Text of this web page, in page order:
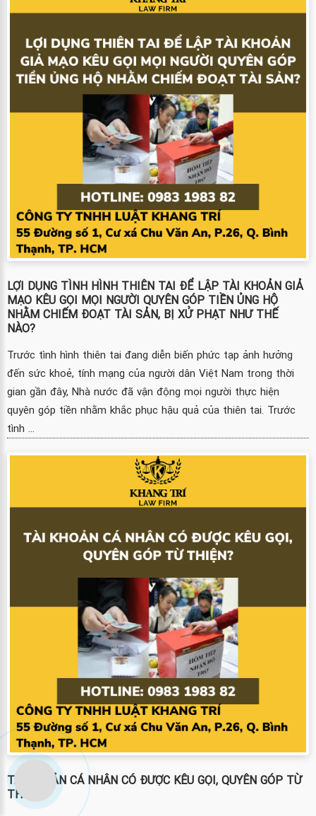
LỢI DỤNG TÌNH HÌNH THIÊN TAI ĐỂ LẬP TÀI KHOẢN GIẢ
MẠO KÊU GỌI MỌI NGƯỜI QUYÊN GÓP TIỀN ỦNG HỘ
NHẰM CHIẾM ĐOẠT TÀI SẢN, BỊ XỬ PHẠT NHƯ THẾ
NÀO?
Trước tình hình thiên tai đang diễn biến phức tạp ảnh hưởng
đến sức khoẻ, tính mạng của người dân Việt Nam trong thời
gian gần đây, Nhà nước đã vận động mọi người thực hiện
quyên góp tiền nhằm khắc phục hậu quả của thiên tai. Trước
tình ...
TÀI KHOẢN CÁ NHÂN CÓ ĐƯỢC KÊU GỌI, QUYÊN GÓP TỪ
THIỆN?